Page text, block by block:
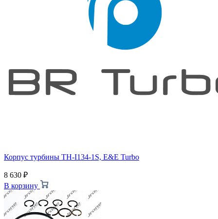
Корпус турбины TH-I134-1S, E&E Turbo
8 630 ₽
В корзину